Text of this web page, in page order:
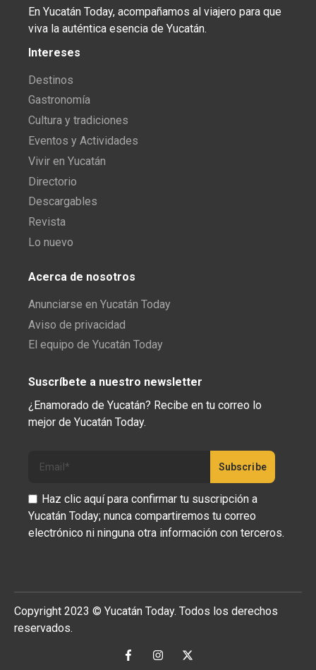
En Yucatán Today, acompañamos al viajero para que
viva la auténtica esencia de Yucatán.
Intereses
Destinos
Gastronomía
Cultura y tradiciones
Eventos y Actividades
Vivir en Yucatán
Directorio
Descargables
Revista
Lo nuevo
Acerca de nosotros
Anunciarse en Yucatán Today
Aviso de privacidad
El equipo de Yucatán Today
Suscríbete a nuestro newsletter
¿Enamorado de Yucatán? Recibe en tu correo lo
mejor de Yucatán Today.
Haz clic aquí para confirmar tu suscripción a
Yucatán Today; nunca compartiremos tu correo
electrónico ni ninguna otra información con terceros.
Copyright 2023 © Yucatán Today. Todos los derechos
reservados.